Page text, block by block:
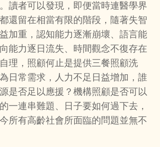
讀者可以發現，即便當時連醫學界
還留在相當有限的階段，隨著失智
加重，認知能力逐漸崩壞、語言能
能力逐日流失、時間觀念不復存在
理，照顧何止是提供三餐照顧洗
日常需求，人力不足日益增加，誰
是否足以應援？機構照顧是否可以
一連串難題、日子要如何過下去，
所有高齡社會所面臨的問題並無不